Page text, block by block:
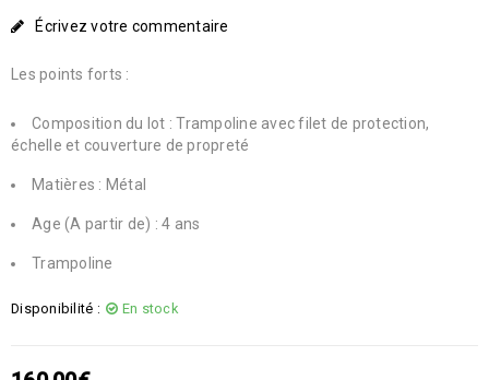
Écrivez votre commentaire
Les points forts :
Composition du lot : Trampoline avec filet de protection,
échelle et couverture de propreté
Matières : Métal
Age (A partir de) : 4 ans
Trampoline
Disponibilité : En stock